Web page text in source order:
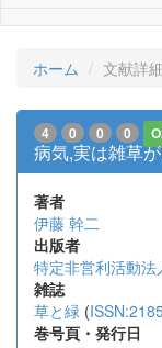
ホーム 文献詳細
4 0 0 0
病気,実は雑草
著者
伊藤 幹二
出版者
特定非営利活動
雑誌
草と緑 (
巻号頁・発行日